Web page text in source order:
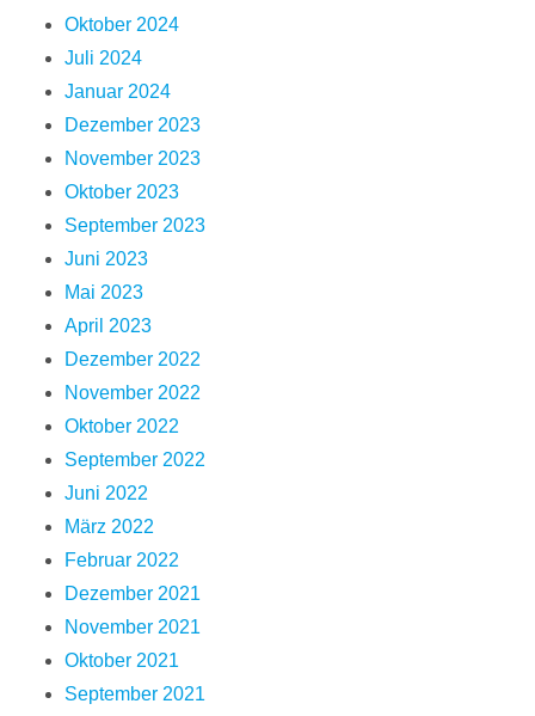
Oktober 2024
Juli 2024
Januar 2024
Dezember 2023
November 2023
Oktober 2023
September 2023
Juni 2023
Mai 2023
April 2023
Dezember 2022
November 2022
Oktober 2022
September 2022
Juni 2022
März 2022
Februar 2022
Dezember 2021
November 2021
Oktober 2021
September 2021